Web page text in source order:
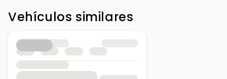
Vehículos similares